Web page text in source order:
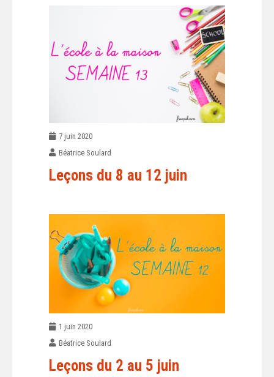
7 juin 2020
Béatrice Soulard
Leçons du 8 au 12 juin
1 juin 2020
Béatrice Soulard
Leçons du 2 au 5 juin